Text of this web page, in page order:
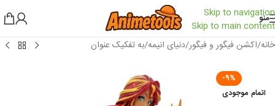
Skip to navigation
Skip to main content
منو
خانه/اکشن فیگور و فیگور/دنیای انیمه/به تفکیک عنوان
-9%
اتمام موجودی